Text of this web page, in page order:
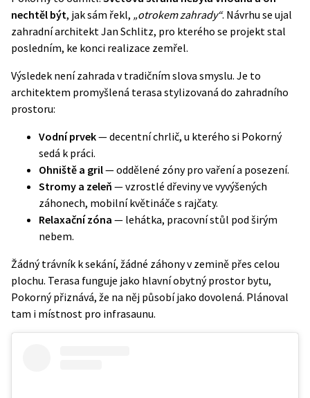
nechtěl být, jak sám řekl, „otrokem zahrady“. Návrhu se ujal
zahradní architekt Jan Schlitz, pro kterého se projekt stal
posledním, ke konci realizace zemřel.
Výsledek není zahrada v tradičním slova smyslu. Je to
architektem promyšlená terasa stylizovaná do zahradního
prostoru:
Vodní prvek— decentní chrlič, u kterého si Pokorný
sedá k práci.
Ohniště a gril— oddělené zóny pro vaření a posezení.
Stromy a zeleň — vzrostlé dřeviny ve vyvýšených
záhonech, mobilní květináče s rajčaty.
Relaxační zóna — lehátka, pracovní stůl pod širým
nebem.
Žádný trávník k sekání, žádné záhony v zemině přes celou
plochu. Terasa funguje jako hlavní obytný prostor bytu,
Pokorný přiznává, že na něj působí jako dovolená. Plánoval
tam i místnost pro infrasaunu.